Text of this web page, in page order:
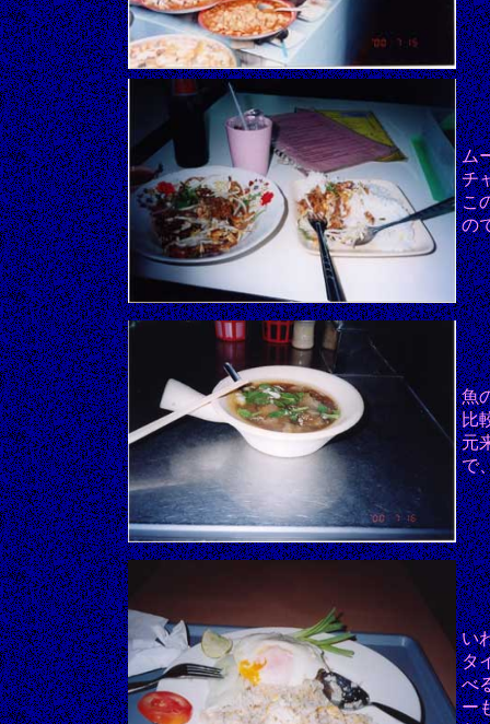
ム
チ
こ
の
魚
比
元
で
い
タ
べ
ー